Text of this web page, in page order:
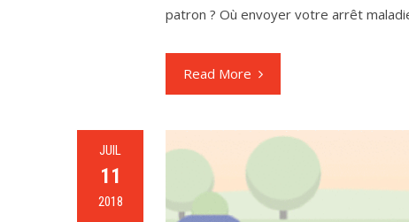
patron ? Où envoyer votre arrêt
Read More
JUIL
11
2018